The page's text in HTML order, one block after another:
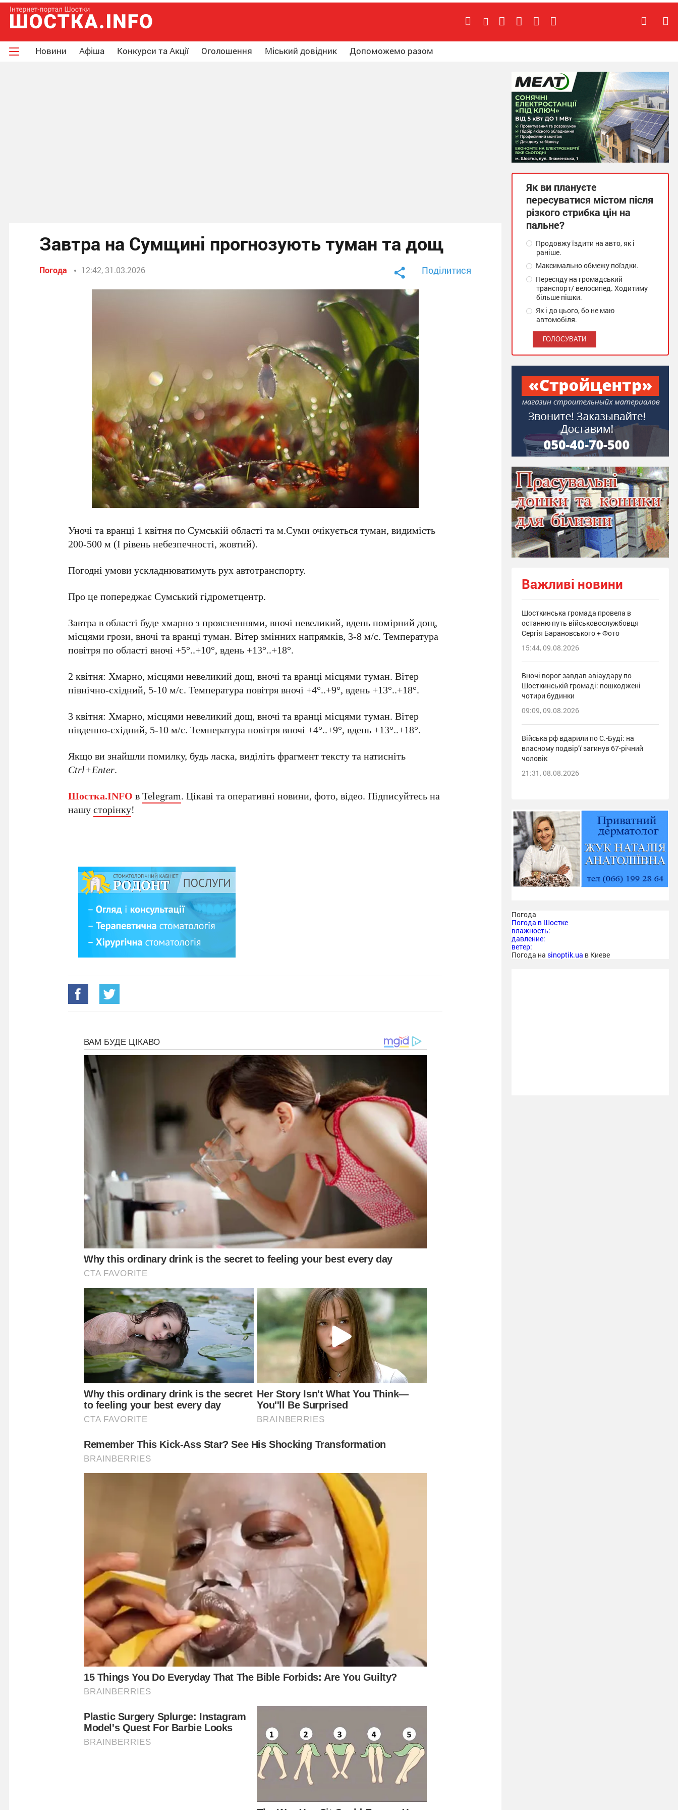
Новини Афіша Конкурси та Акції Оголошення Міський довідник Допоможемо разом
Завтра на Сумщині прогнозують туман та дощ
Погода 12:42, 31.03.2026 Поділитися
Уночі та вранці 1 квітня по Сумській області та м.Суми очікується туман, видимість
200-500 м (І рівень небезпечності, жовтий).
Погодні умови ускладнюватимуть рух автотранспорту.
Про це попереджає Сумський гідрометцентр.
Завтра в області буде хмарно з проясненнями, вночі невеликий, вдень помірний дощ,
місцями грози, вночі та вранці туман. Вітер змінних напрямків, 3-8 м/с. Температура
повітря по області вночі +5°..+10°, вдень +13°..+18°.
2 квітня: Хмарно, місцями невеликий дощ, вночі та вранці місцями туман. Вітер
північно-східний, 5-10 м/с. Температура повітря вночі +4°..+9°, вдень +13°..+18°.
3 квітня: Хмарно, місцями невеликий дощ, вночі та вранці місцями туман. Вітер
південно-східний, 5-10 м/с. Температура повітря вночі +4°..+9°, вдень +13°..+18°.
Якщо ви знайшли помилку, будь ласка, виділіть фрагмент тексту та натисніть
Ctrl+Enter.
Шостка.INFO вTelegram. Цікаві та оперативні новини, фото, відео. Підписуйтесь на
нашусторінку!
Як ви плануєте
пересуватися містом після
різкого стрибка цін на
пальне?
Продовжу їздити на авто, як і
раніше.
Максимально обмежу поїздки.
Пересяду на громадський
транспорт/ велосипед. Ходитиму
більше пішки.
Як і до цього, бо не маю
автомобіля.
Важливі новини
Шосткинська громада провела в
останню путь військовослужбовця
Сергія Барановського + Фото
15:44, 09.08.2026
Вночі ворог завдав авіаудару по
Шосткинській громаді: пошкоджені
чотири будинки
09:09, 09.08.2026
Війська рф вдарили по С.-Буді: на
власному подвір’ї загинув 67-річний
чоловік
21:31, 08.08.2026
Погода
Погода в Шостке
влажность:
давление:
ветер:
Погода на sinoptik.ua в Киеве